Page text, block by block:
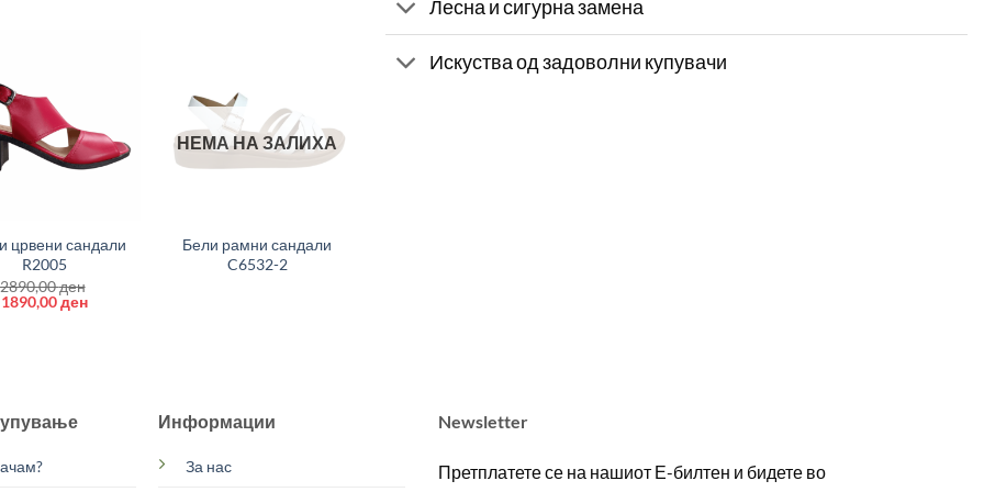
црвени сандали
R2005
2890,00ден
Original
1890,00денCurrent
НЕМА НА ЗАЛИХА
Бели рамни сандали
C6532-2
Лесна и сигурна замена
Искуства од задоволни купувачи
Информации
За нас
Newsletter
Претплатете се на нашиот Е-билтен и бидете во